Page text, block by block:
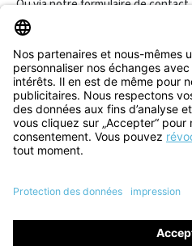
Ou via notreformulaire de contact.
Révoquer un contrat
Informations
Aide & Contact